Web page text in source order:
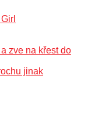
zve na křest do
jinak